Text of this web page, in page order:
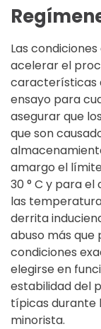
Las
acelerar el
características
ensayo para
asegurar que
que son
amargo el
30 ° C y para
las
derrita
abuso más que
condiciones
elegirse en
estabilidad del
típicas durante
minorista.